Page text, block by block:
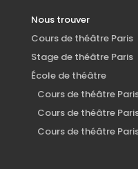
Nous trouver
Cours de théâtre Paris
Stage de théâtre Paris
École de théâtre
Cours de théâtre
Cours de théâtre
Cours de théâtre